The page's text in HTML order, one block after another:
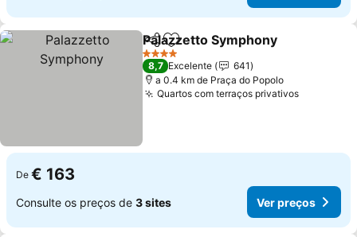
PartilharAdicionar aos favoritos
Palazzetto Symphony
4 Estrelas
8,7 Excelente
641
a 0.4 km de Praça do Popolo
Quartos com terraços privativos
De € 163
Consulte os preços de 3 sites Ver preços